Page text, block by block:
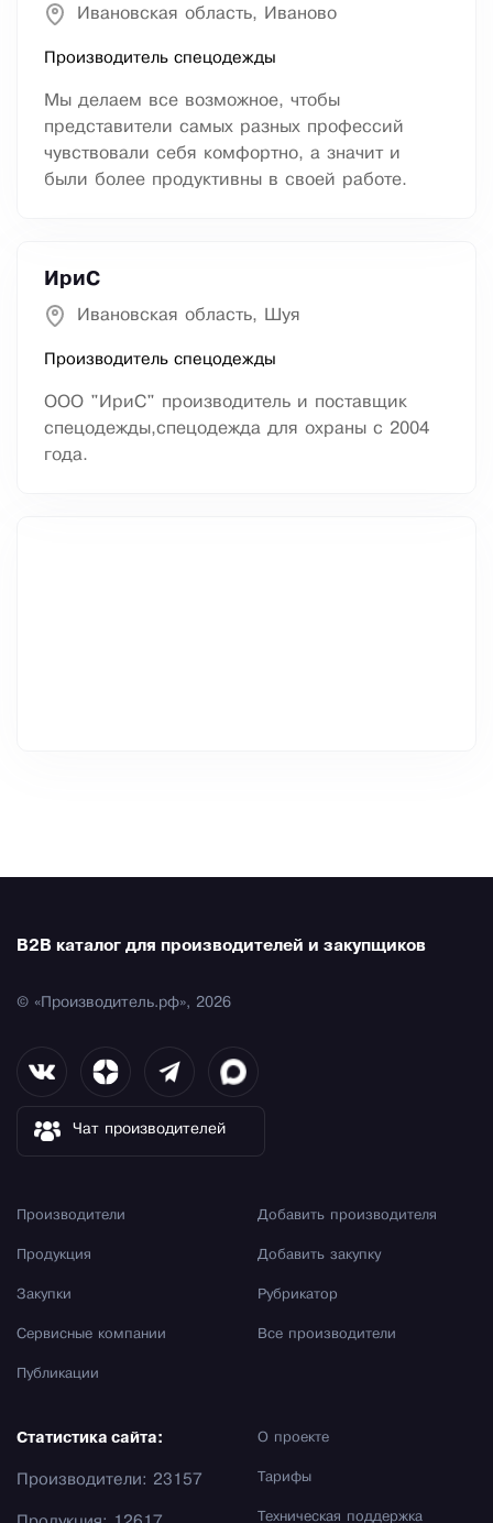
Ивановская область, Иваново
Производитель спецодежды
Мы делаем все возможное, чтобы
представители самых разных профессий
чувствовали себя комфортно, а значит и
были более продуктивны в своей работе.
ИриС
Ивановская область, Шуя
Производитель спецодежды
ООО "ИриС" производитель и поставщик
спецодежды,спецодежда для охраны с 2004
года.
B2B каталог для производителей и закупщиков
© «Производитель.рф», 2026
Чат производителей
Производители
Продукция
Закупки
Сервисные компании
Публикации
Добавить производителя
Добавить закупку
Рубрикатор
Все производители
О проекте
Тарифы
Техническая поддержка
Статистика сайта:
Производители: 23157